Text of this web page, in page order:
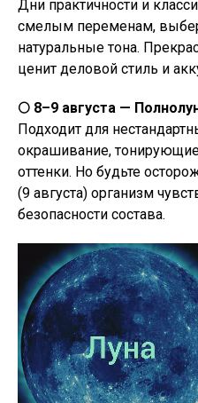
Дни практичности и
смелым переменам,
натуральные тона.
ценит деловой стиль и
🌕 8–9 августа —
Подходит для
окрашивание,
оттенки. Но будьте
(9 августа) организм
безопасности состава.